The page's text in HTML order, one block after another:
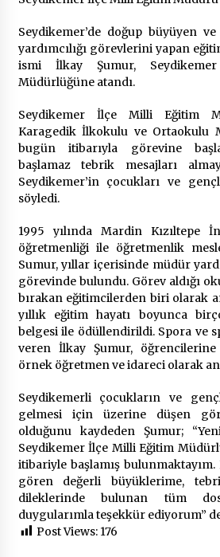
Muğla İçin Yollarda
2 ay ago
4 ay ago
Başkan Aras “Bizler
Kuran İşler İçin
Seydikemer Belediye
Toplantısı Yapıldı
2 yıl ago
“Hiç Kimse Kaçak
Olmamalı”
2 yıl ago
2 yıl ago
Seydikemer’de doğup büyüyen
yardımcılığı görevlerini yapan
ismi İlkay Şumur,
Müdürlüğüne atandı.
Seydikemer İlçe Milli Eğitim
Karagedik İlkokulu ve Ortaokulu
bugün itibarıyla görevine
başlamaz tebrik mesajları
Seydikemer’in çocukları ve
söyledi.
1995 yılında Mardin Kızıltepe
öğretmenliği ile öğretmenlik
Sumur, yıllar içerisinde müdür
görevinde bulundu. Görev aldığı
bırakan eğitimcilerden biri olarak
yıllık eğitim hayatı boyunca
belgesi ile ödüllendirildi. Spora ve
veren İlkay Şumur,
örnek öğretmen ve idareci olarak
Seydikemerli çocukların ve
gelmesi için üzerine düşen
olduğunu kaydeden Şumur;
Seydikemer İlçe Milli Eğitim
itibariyle başlamış
gören değerli büyüklerime,
dileklerinde bulunan tüm
duygularımla teşekkür ediyorum”
Post Views: 176